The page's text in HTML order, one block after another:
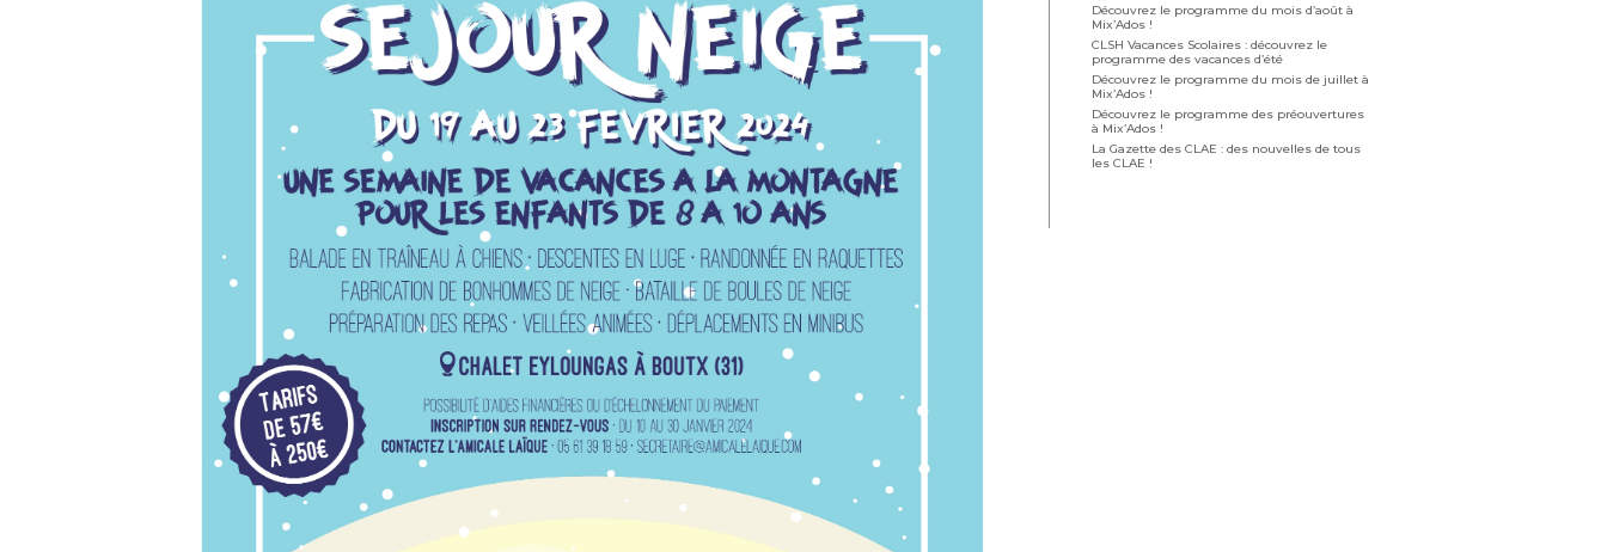
Découvrez le programme du mois d’août à
Mix’Ados !
CLSH Vacances Scolaires : découvrez le
programme des vacances d’été
Découvrez le programme du mois de juillet à
Mix’Ados !
Découvrez le programme des préouvertures
à Mix’Ados !
La Gazette des CLAE : des nouvelles de tous
les CLAE !